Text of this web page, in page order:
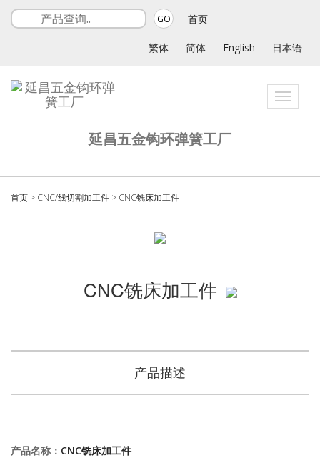
GO 首页
繁体 简体 English 日本语
Toggle
延昌五金钩环弹簧工厂
首页 > CNC/线切割加工件 > CNC铣床加工件
CNC铣床加工件
产品描述
产品名称： CNC铣床加工件